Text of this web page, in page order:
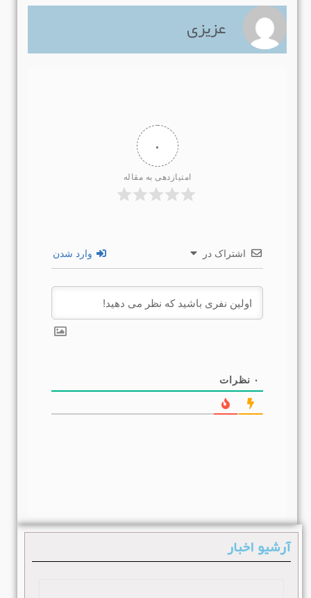
عزیزی
۰
امتیازدهی به مقاله
اشتراک در وارد شدن
نظرات
آرشیو اخبار